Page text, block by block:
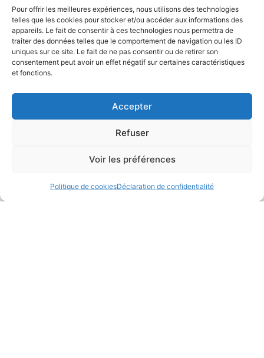
Pour offrir les meilleures expériences, nous utilisons des technologies
telles que les cookies pour stocker et/ou accéder aux informations des
appareils. Le fait de consentir à ces technologies nous permettra de
traiter des données telles que le comportement de navigation ou les ID
uniques sur ce site. Le fait de ne pas consentir ou de retirer son
consentement peut avoir un effet négatif sur certaines caractéristiques
et fonctions.
Accepter
Refuser
Voir les préférences
Politique de cookiesDéclaration de confidentialité
Ils témoignent